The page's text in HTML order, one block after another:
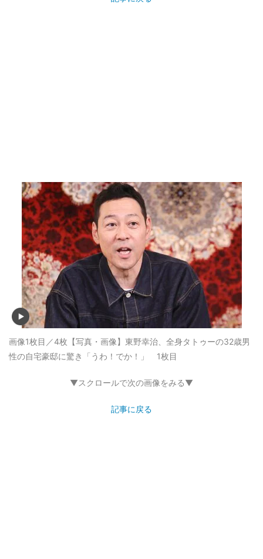
画像1枚目／4枚 【写真・画像】東野幸治、全身タトゥーの32歳男
性の自宅豪邸に驚き「うわ！でか！」 1枚目
▼スクロールで次の画像をみる▼
記事に戻る